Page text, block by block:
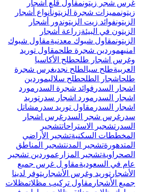
غرس شجر زيتونمقاول قلع اشجار
زيتونمميزات شجرة الزيتونأنواع أشجار
الزيتونفوائد زيت الزيتوندور أشجار
الزيتون في البيئةزراعة أشجار
الزيتونمقاول شبوك معدنيةمقاول شبوك
امنيهموردين شجرة طلحمقاول توريد
وغرس اشجار طلحطلح الأكاسيا
العربيةطلح سيالطلح نجديغرس شجرة
طلحاشجار الطلحطلح سلاليموردين
اشجار السدر فوائد شجرة السدر مورد
اشجار السدر مورد اشجار سدر توريد
اشجار السدر مقاول توريد سدر مشاتل
سدر غرس شجر السدر غرس اشجار
السدر تشجير الاستراحاتتشجير
المخططات السكنيةتشجير الأراضي
المتدهورةتشجير المدنتشجير المناطق
الصحراويةتشجير المزارعموردين تشجير
عام في السعوديةمقاو ل غرس جميع
الأشجار توريد وغرس الأشجار يتوفر لدينا
جميع الأشجار مقاول تركيب مظلاتمظلات